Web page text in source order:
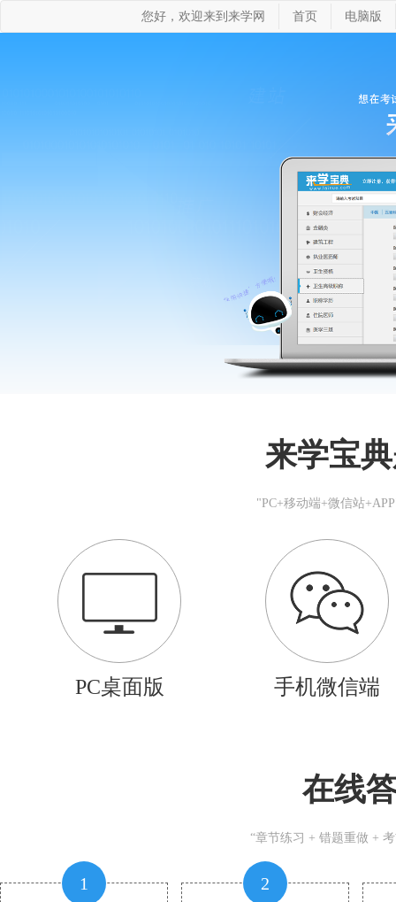
您好，欢迎来到来学网 首页 电脑版
来学宝
"PC+移动端+微信站
PC桌面版 手机微信端
在线
“章节练习 + 错题重做 +
1 2